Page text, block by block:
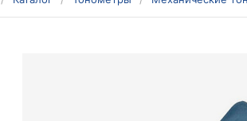
лупы
бинокулярных луп